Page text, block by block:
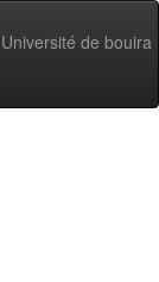
de bouira